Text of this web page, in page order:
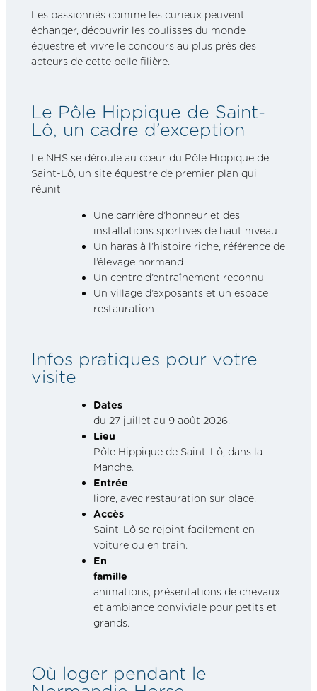
Les passionnés comme les curieux peuvent
échanger, découvrir les coulisses du monde
équestre et vivre le concours au plus près des
acteurs de cette belle filière.
Le Pôle Hippique de Saint-
Lô, un cadre d’exception
Le NHS se déroule au cœur du Pôle Hippique de
Saint-Lô, un site équestre de premier plan qui
réunit :
Une carrière d’honneur et des
installations sportives de haut niveau
Un haras à l’histoire riche, référence de
l’élevage normand
Un centre d’entraînement reconnu
Un village d’exposants et un espace
restauration
Infos pratiques pour votre
visite
Dates
du 27 juillet au 9 août 2026.
Lieu
Pôle Hippique de Saint-Lô, dans la
Manche.
Entrée
libre, avec restauration sur place.
Accès
Saint-Lô se rejoint facilement en
voiture ou en train.
En
famille
animations, présentations de chevaux
et ambiance conviviale pour petits et
grands.
Où loger pendant le